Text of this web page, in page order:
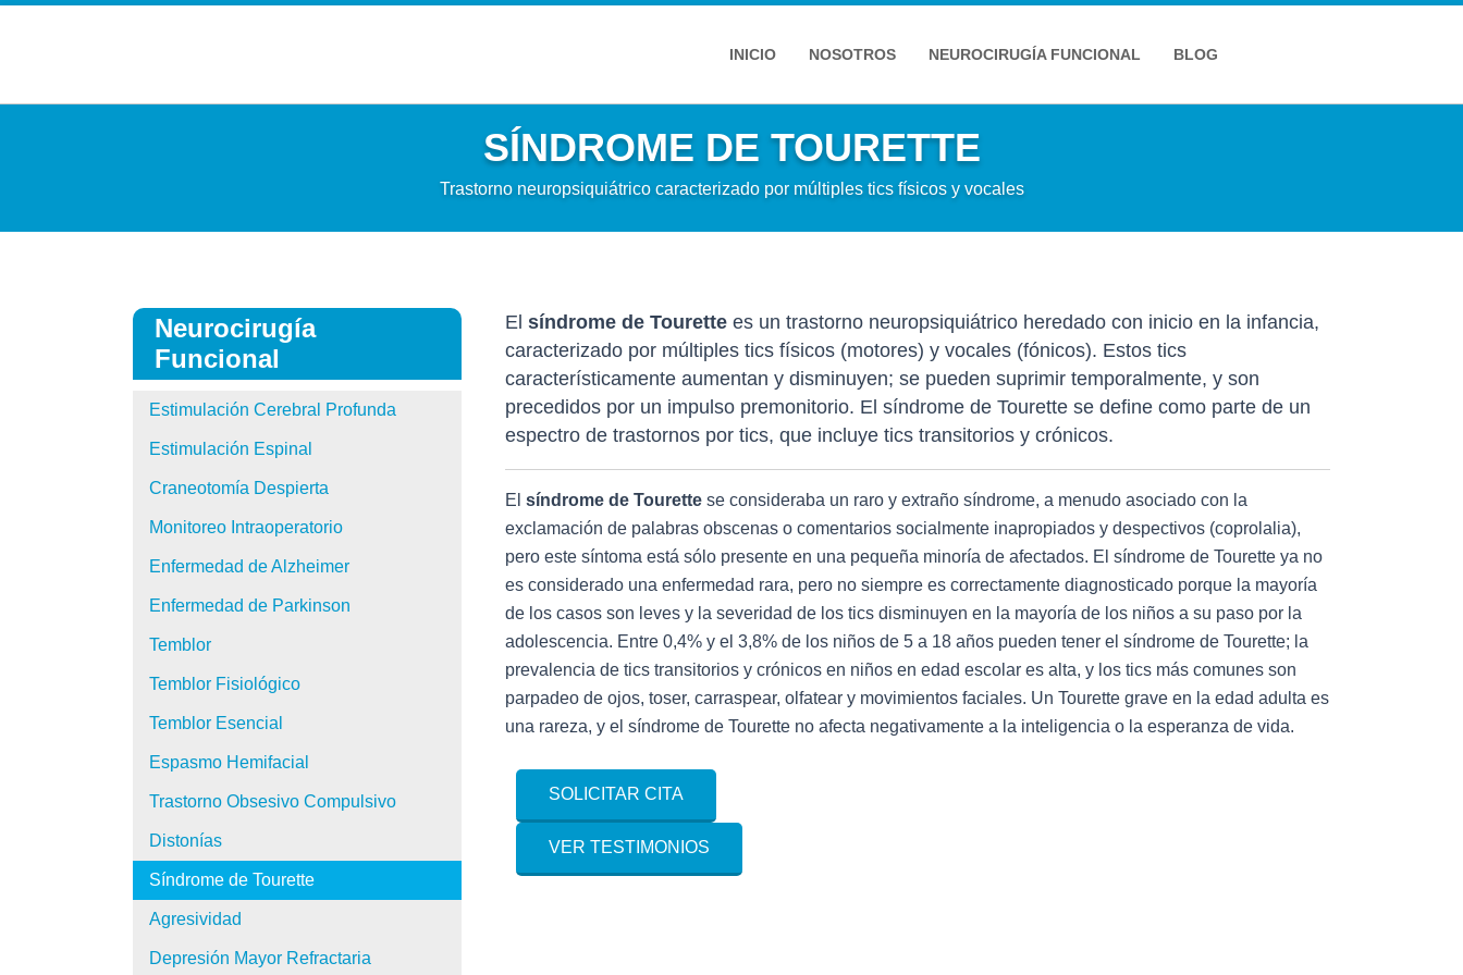
INICIO NOSOTROS NEUROCIRUGÍA FUNCIONAL BLOG
SÍNDROME DE TOURETTE
Trastorno neuropsiquiátrico caracterizado por múltiples tics físicos y vocales
Neurocirugía
Funcional
Estimulación Cerebral Profunda
Estimulación Espinal
Craneotomía Despierta
Monitoreo Intraoperatorio
Enfermedad de Alzheimer
Enfermedad de Parkinson
Temblor
Temblor Fisiológico
Temblor Esencial
Espasmo Hemifacial
Trastorno Obsesivo Compulsivo
Distonías
Síndrome de Tourette
Agresividad
Depresión Mayor Refractaria
El síndrome de Tourette es un trastorno neuropsiquiátrico heredado con inicio en la infancia,
caracterizado por múltiples tics físicos (motores) y vocales (fónicos). Estos tics
característicamente aumentan y disminuyen; se pueden suprimir temporalmente, y son
precedidos por un impulso premonitorio. El síndrome de Tourette se define como parte de un
espectro de trastornos por tics, que incluye tics transitorios y crónicos.
El síndrome de Tourette se consideraba un raro y extraño síndrome, a menudo asociado con la
exclamación de palabras obscenas o comentarios socialmente inapropiados y despectivos (coprolalia),
pero este síntoma está sólo presente en una pequeña minoría de afectados. El síndrome de Tourette ya no
es considerado una enfermedad rara, pero no siempre es correctamente diagnosticado porque la mayoría
de los casos son leves y la severidad de los tics disminuyen en la mayoría de los niños a su paso por la
adolescencia. Entre 0,4% y el 3,8% de los niños de 5 a 18 años pueden tener el síndrome de Tourette; la
prevalencia de tics transitorios y crónicos en niños en edad escolar es alta, y los tics más comunes son
parpadeo de ojos, toser, carraspear, olfatear y movimientos faciales. Un Tourette grave en la edad adulta es
una rareza, y el síndrome de Tourette no afecta negativamente a la inteligencia o la esperanza de vida.
SOLICITAR CITA
VER TESTIMONIOS